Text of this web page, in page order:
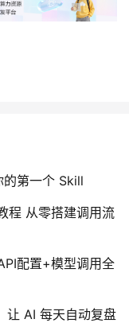
的第一个 Skill
程 从零搭建调用流
配置+模型调用全
让 AI 每天自动复盘